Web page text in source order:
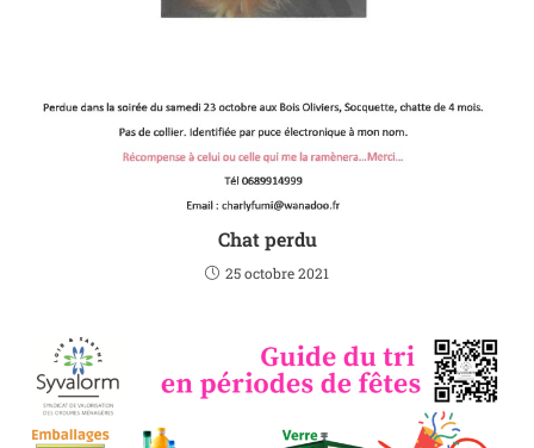
Chat perdu
25 octobre 2021